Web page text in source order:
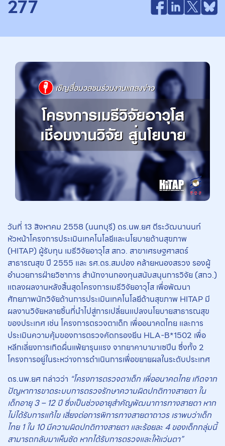
277
วันที่ 13 สิงหาคม 2558 (นนทบุรี) ดร.นพ.ยศ ตีระวัฒนานนท์
หัวหน้าโครงการประเมินเทคโนโลยีและนโยบายด้านสุขภาพ
(HITAP) ผู้รับทุน เมธีวิจัยอาวุโส สกว. สาขาเศรษฐศาสตร์
สาธารณสุข ปี 2555 และ รศ.ดร.สมปอง คล้ายหนองสรวง รองผู้
อำนวยการฝ่ายวิชาการ สำนักงานกองทุนสนับสนุนการวิจัย (สกว.)
แถลงผลงานหลังสิ้นสุดโครงการเมธีวิจัยอาวุโส เพื่อพัฒนา
ศักยภาพนักวิจัยด้านการประเมินเทคโนโลยีด้านสุขภาพ HITAP มี
ผลงานวิจัยหลายชิ้นที่นำไปสู่การเปลี่ยนแปลงนโยบายสาธารณสุข
ของประเทศ เช่น โครงการตรวจตาเด็ก เพื่ออนาคตไทย และการ
ประเมินความคุ้มของการตรวจคัดกรองยีน HLA-B*1502 เพื่อ
หลีกเลี่ยงการเกิดผื่นแพ้ยารุนแรง จากยาคาบามาเซปีน ซึ่งทั้ง 2
โครงการอยู่ในระหว่างการดำเนินการเพื่อขยายผลในระดับประเทศ
ดร.นพ.ยศ กล่าวว่า “โครงการตรวจตาเด็ก เพื่ออนาคตไทย เกิดจาก
ปัญหาการขาดระบบการตรวจรักษาความผิดปกติทางสายตา ใน
เด็กอายุ 3 – 12 ปี ซึ่งเป็นช่วงอายุสำคัญพัฒนาการทางสายตา หาก
ไม่ได้รับการแก้ไข เสี่ยงต่อการพิการทางสายตาถาวร เราพบว่าเด็ก
ไทย 1 ใน 10 มีความผิดปกติทางสายตา และร้อยละ 4 ของเด็กกลุ่มนี้
สามารถกลับมาเห็นชัด หากได้รับการตรวจและให้แว่นตา”